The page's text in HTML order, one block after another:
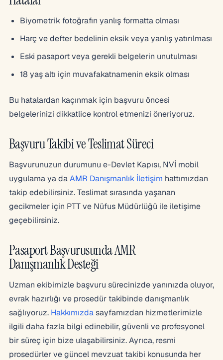
Biyometrik fotoğrafın yanlış formatta olması
Harç ve defter bedelinin eksik veya yanlış yatırılması
Eski pasaport veya gerekli belgelerin unutulması
18 yaş altı için muvafakatnamenin eksik olması
Bu hatalardan kaçınmak için başvuru öncesi
belgelerinizi dikkatlice kontrol etmenizi öneriyoruz.
Başvuru Takibi ve Teslimat Süreci
Başvurunuzun durumunu e-Devlet Kapısı, NVİ mobil
uygulama ya daAMR Danışmanlık İletişim hattımızdan
takip edebilirsiniz. Teslimat sırasında yaşanan
gecikmeler için PTT ve Nüfus Müdürlüğü ile iletişime
geçebilirsiniz.
Pasaport Başvurusunda AMR
Danışmanlık Desteği
Uzman ekibimizle başvuru sürecinizde yanınızda oluyor,
evrak hazırlığı ve prosedür takibinde danışmanlık
sağlıyoruz. Hakkımızdasayfamızdan hizmetlerimizle
ilgili daha fazla bilgi edinebilir, güvenli ve profesyonel
bir süreç için bize ulaşabilirsiniz. Ayrıca, resmi
prosedürler ve güncel mevzuat takibi konusunda her